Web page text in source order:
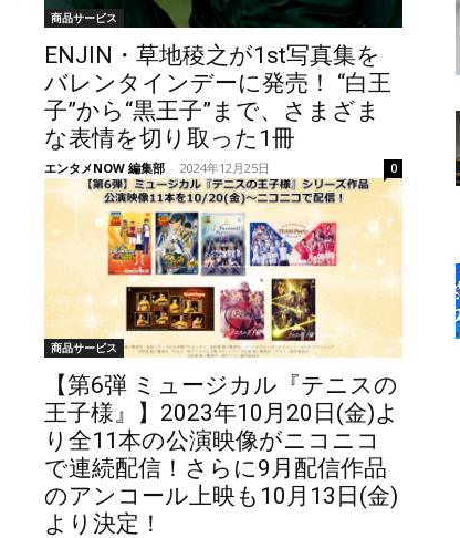
商品サービス
ENJIN・草地稜之が1st写真集を
バレンタインデーに発売！ “白王
子”から“黒王子”まで、さまざま
な表情を切り取った1冊
エンタメNOW 編集部 - 2024年12月25日 0
商品サービス
【第6弾 ミュージカル『テニスの
王子様』】2023年10月20日(金)よ
り全11本の公演映像がニコニコ
で連続配信！さらに9月配信作品
のアンコール上映も10月13日(金)
より決定！